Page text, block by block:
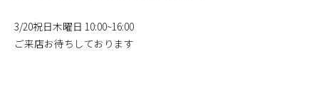
3/20祝日木曜日 10:00~16:00
ご来店お待ちしております